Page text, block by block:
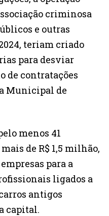
criminosa
e outras
teriam criado
para desviar
de contratações
Municipal de
menos 41
de R$ 1,5 milhão,
para a
ligados a
antigos
capital.